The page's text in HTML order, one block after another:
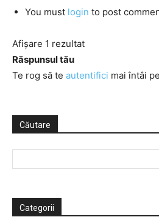
You must login to post
Afișare 1 rezultat
Răspunsul tău
Te rog să te autentifici mai întâi
Căutare
Categorii